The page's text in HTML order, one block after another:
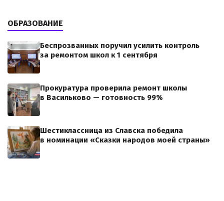
ОБРАЗОВАНИЕ
Беспрозванных поручил усилить контроль
за ремонтом школ к 1 сентября
Прокуратура проверила ремонт школы
в Васильково — готовность 99%
Шестиклассница из Славска победила
в номинации «Сказки народов моей страны»